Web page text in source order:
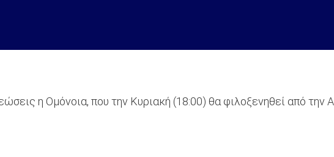
η Ομόνοια, που την Κυριακή (18:00) θα φιλοξενηθεί από